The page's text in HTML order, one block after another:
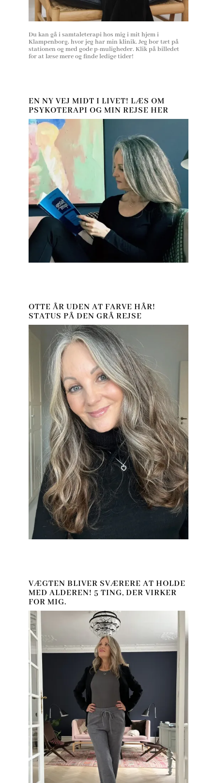
Du kan gå i samtaleterapi hos mig i mit hjem i
Klampenborg, hvor jeg har min klinik. Jeg bor tæt på
stationen og med gode p-muligheder. Klik på billedet
for at læse mere og finde ledige tider!
EN NY VEJ MIDT I LIVET! LÆS OM
PSYKOTERAPI OG MIN REJSE HER
OTTE ÅR UDEN AT FARVE HÅR!
STATUS PÅ DEN GRÅ REJSE
VÆGTEN BLIVER SVÆRERE AT HOLDE
MED ALDEREN! 5 TING, DER VIRKER
FOR MIG.